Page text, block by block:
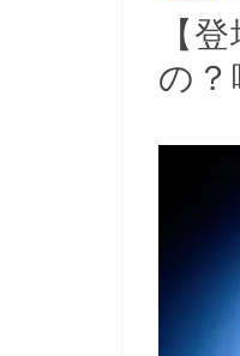
【
の？